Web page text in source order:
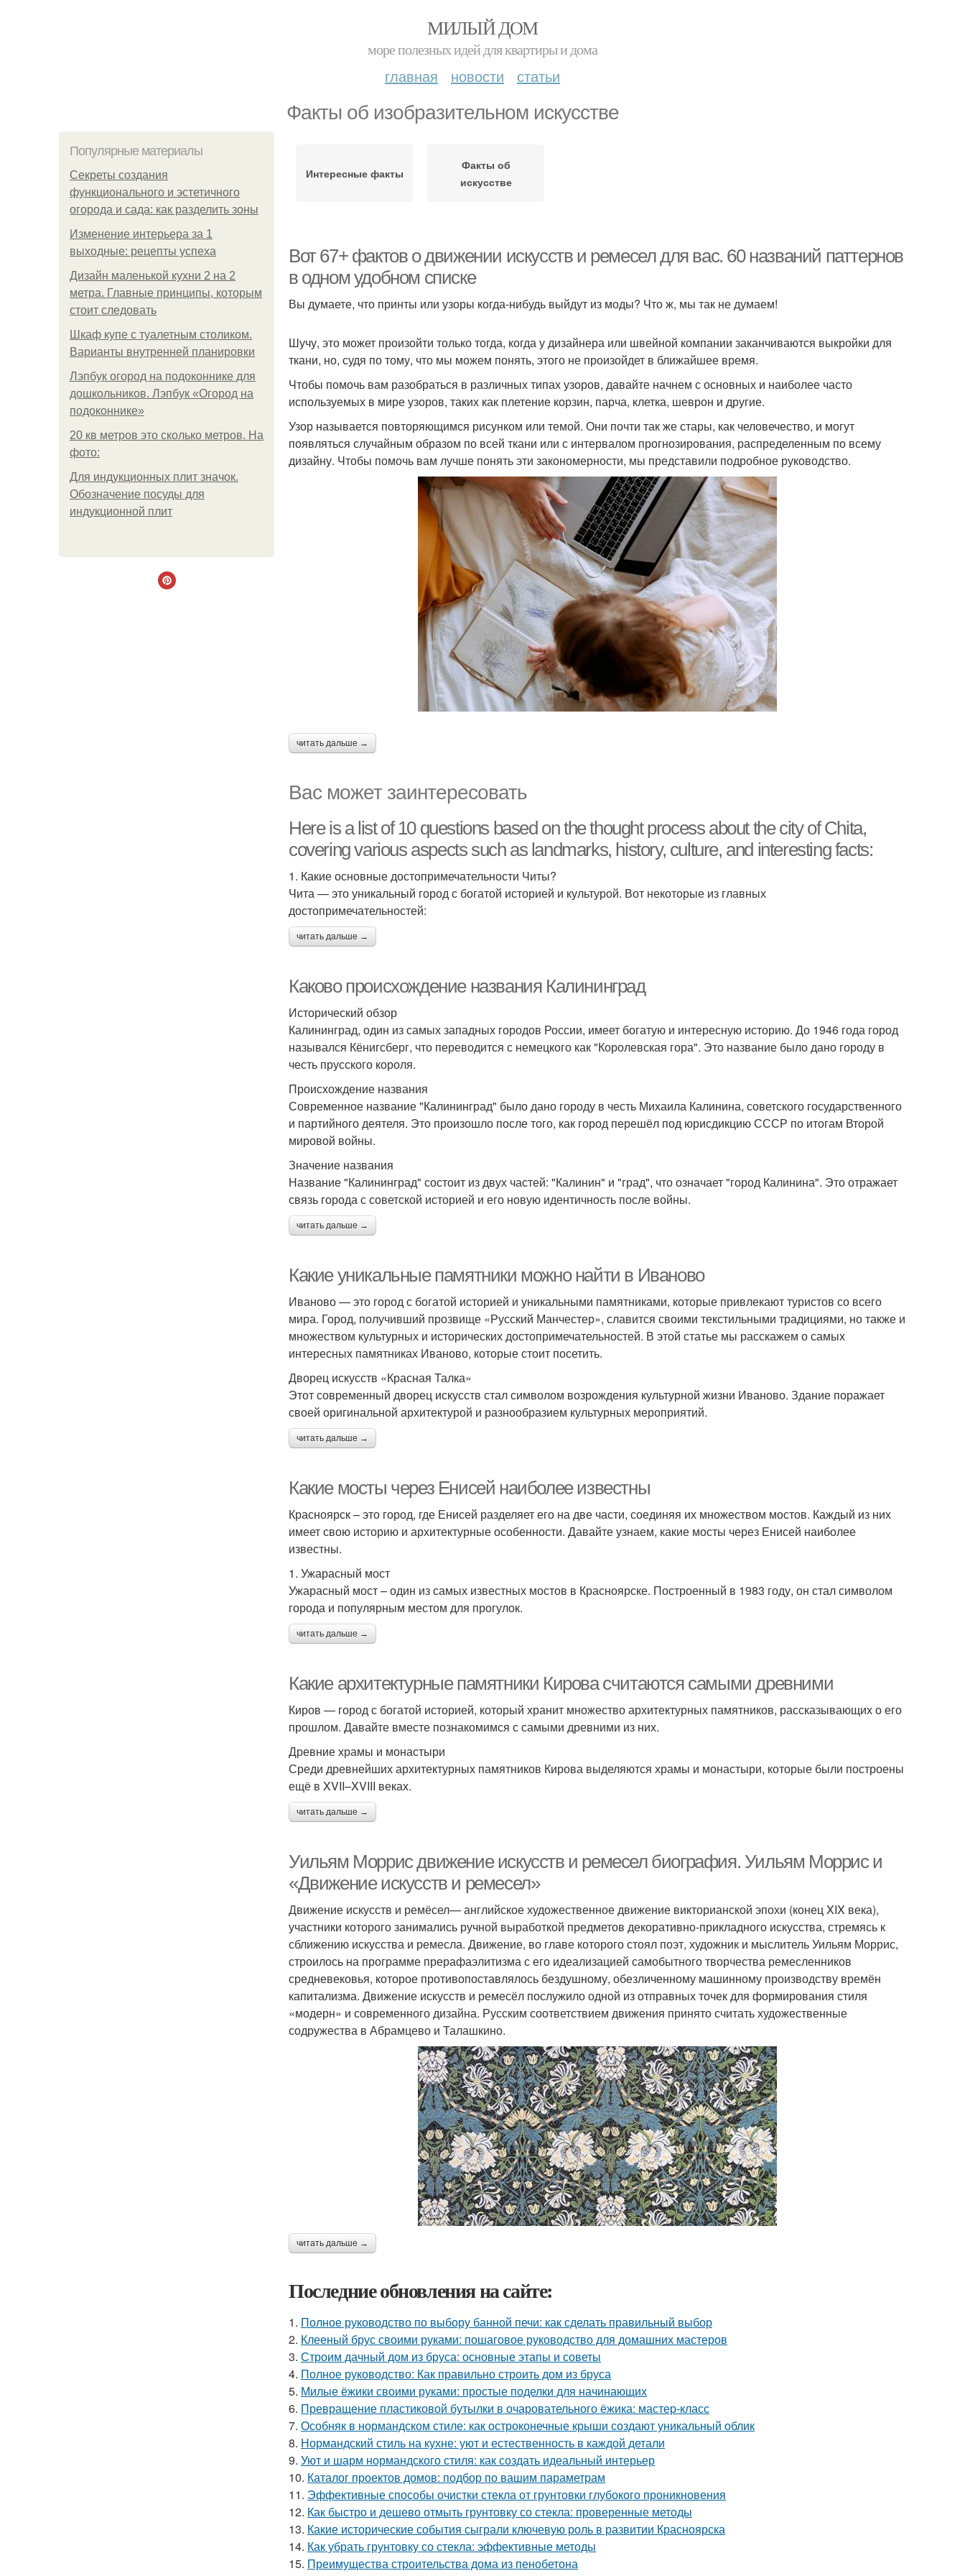
МИЛЫЙ ДОМ
море полезных идей для квартиры и дома
главная новости статьи
Факты об изобразительном искусстве
Популярные материалы
Секреты создания
функционального и эстетичного
огорода и сада: как разделить зоны
Изменение интерьера за 1
выходные: рецепты успеха
Дизайн маленькой кухни 2 на 2
метра. Главные принципы, которым
стоит следовать
Шкаф купе с туалетным столиком.
Варианты внутренней планировки
Лэпбук огород на подоконнике для
дошкольников. Лэпбук «Огород на
подоконнике»
20 кв метров это сколько метров. На
фото:
Для индукционных плит значок.
Обозначение посуды для
индукционной плит
Интересные факты
Факты об
искусстве
Вот 67+ фактов о движении искусств и ремесел для вас. 60 названий паттернов
в одном удобном списке
Вы думаете, что принты или узоры когда-нибудь выйдут из моды? Что ж, мы так не думаем!
Шучу, это может произойти только тогда, когда у дизайнера или швейной компании заканчиваются выкройки для
ткани, но, судя по тому, что мы можем понять, этого не произойдет в ближайшее время.
Чтобы помочь вам разобраться в различных типах узоров, давайте начнем с основных и наиболее часто
используемых в мире узоров, таких как плетение корзин, парча, клетка, шеврон и другие.
Узор называется повторяющимся рисунком или темой. Они почти так же стары, как человечество, и могут
появляться случайным образом по всей ткани или с интервалом прогнозирования, распределенным по всему
дизайну. Чтобы помочь вам лучше понять эти закономерности, мы представили подробное руководство.
читать дальше →
Вас может заинтересовать
Here is a list of 10 questions based on the thought process about the city of Chita,
covering various aspects such as landmarks, history, culture, and interesting facts:
1. Какие основные достопримечательности Читы?
Чита — это уникальный город с богатой историей и культурой. Вот некоторые из главных
достопримечательностей:
читать дальше →
Каково происхождение названия Калининград
Исторический обзор
Калининград, один из самых западных городов России, имеет богатую и интересную историю. До 1946 года город
назывался Кёнигсберг, что переводится с немецкого как "Королевская гора". Это название было дано городу в
честь прусского короля.
Происхождение названия
Современное название "Калининград" было дано городу в честь Михаила Калинина, советского государственного
и партийного деятеля. Это произошло после того, как город перешёл под юрисдикцию СССР по итогам Второй
мировой войны.
Значение названия
Название "Калининград" состоит из двух частей: "Калинин" и "град", что означает "город Калинина". Это отражает
связь города с советской историей и его новую идентичность после войны.
читать дальше →
Какие уникальные памятники можно найти в Иваново
Иваново — это город с богатой историей и уникальными памятниками, которые привлекают туристов со всего
мира. Город, получивший прозвище «Русский Манчестер», славится своими текстильными традициями, но также и
множеством культурных и исторических достопримечательностей. В этой статье мы расскажем о самых
интересных памятниках Иваново, которые стоит посетить.
Дворец искусств «Красная Талка»
Этот современный дворец искусств стал символом возрождения культурной жизни Иваново. Здание поражает
своей оригинальной архитектурой и разнообразием культурных мероприятий.
читать дальше →
Какие мосты через Енисей наиболее известны
Красноярск – это город, где Енисей разделяет его на две части, соединяя их множеством мостов. Каждый из них
имеет свою историю и архитектурные особенности. Давайте узнаем, какие мосты через Енисей наиболее
известны.
1. Ужарасный мост
Ужарасный мост – один из самых известных мостов в Красноярске. Построенный в 1983 году, он стал символом
города и популярным местом для прогулок.
читать дальше →
Какие архитектурные памятники Кирова считаются самыми древними
Киров — город с богатой историей, который хранит множество архитектурных памятников, рассказывающих о его
прошлом. Давайте вместе познакомимся с самыми древними из них.
Древние храмы и монастыри
Среди древнейших архитектурных памятников Кирова выделяются храмы и монастыри, которые были построены
ещё в XVII–XVIII веках.
читать дальше →
Уильям Моррис движение искусств и ремесел биография. Уильям Моррис и
«Движение искусств и ремесел»
Движение искусств и ремёсел— английское художественное движение викторианской эпохи (конец XIX века),
участники которого занимались ручной выработкой предметов декоративно-прикладного искусства, стремясь к
сближению искусства и ремесла. Движение, во главе которого стоял поэт, художник и мыслитель Уильям Моррис,
строилось на программе прерафаэлитизма с его идеализацией самобытного творчества ремесленников
средневековья, которое противопоставлялось бездушному, обезличенному машинному производству времён
капитализма. Движение искусств и ремесёл послужило одной из отправных точек для формирования стиля
«модерн» и современного дизайна. Русским соответствием движения принято считать художественные
содружества в Абрамцево и Талашкино.
читать дальше →
Последние обновления на сайте:
1. Полное руководство по выбору банной печи: как сделать правильный выбор
2. Клееный брус своими руками: пошаговое руководство для домашних мастеров
3. Строим дачный дом из бруса: основные этапы и советы
4. Полное руководство: Как правильно строить дом из бруса
5. Милые ёжики своими руками: простые поделки для начинающих
6. Превращение пластиковой бутылки в очаровательного ёжика: мастер-класс
7. Особняк в нормандском стиле: как остроконечные крыши создают уникальный облик
8. Нормандский стиль на кухне: уют и естественность в каждой детали
9. Уют и шарм нормандского стиля: как создать идеальный интерьер
10. Каталог проектов домов: подбор по вашим параметрам
11. Эффективные способы очистки стекла от грунтовки глубокого проникновения
12. Как быстро и дешево отмыть грунтовку со стекла: проверенные методы
13. Какие исторические события сыграли ключевую роль в развитии Красноярска
14. Как убрать грунтовку со стекла: эффективные методы
15. Преимущества строительства дома из пенобетона